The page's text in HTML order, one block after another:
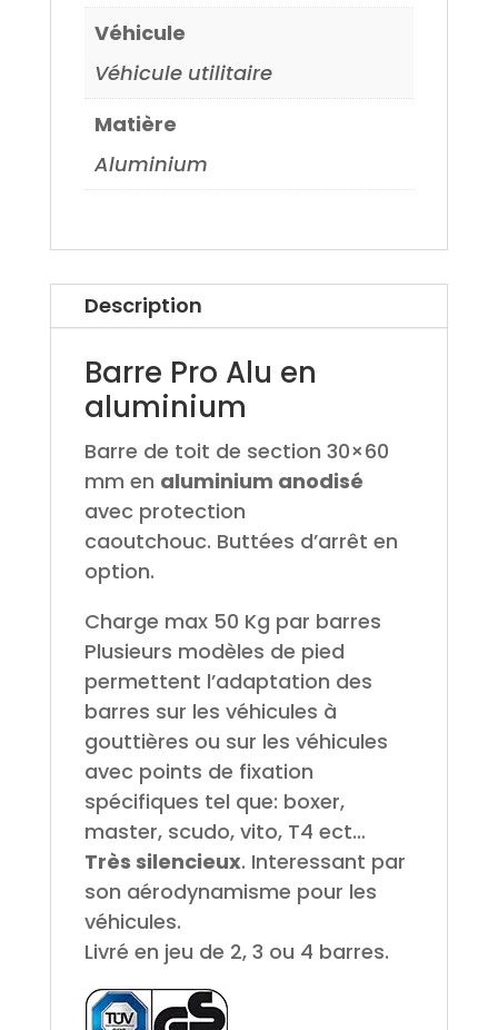
Véhicule
Véhicule utilitaire
Matière
Aluminium
Description
Barre Pro Alu en
aluminium
Barre de toit de section 30×60
mm en aluminium anodisé
avec protection
caoutchouc. Buttées d’arrêt en
option.
Charge max 50 Kg par barres
Plusieurs modèles de pied
permettent l’adaptation des
barres sur les véhicules à
gouttières ou sur les véhicules
avec points de fixation
spécifiques tel que: boxer,
master, scudo, vito, T4 ect…
Très silencieux. Interessant par
son aérodynamisme pour les
véhicules.
Livré en jeu de 2, 3 ou 4 barres.